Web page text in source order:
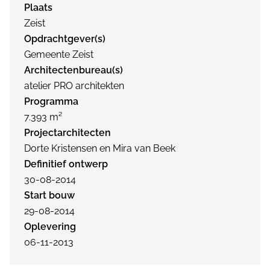
Plaats
Zeist
Opdrachtgever(s)
Gemeente Zeist
Architectenbureau(s)
atelier PRO architekten
Programma
7.393 m²
Projectarchitecten
Dorte Kristensen en Mira van Beek
Definitief ontwerp
30-08-2014
Start bouw
29-08-2014
Oplevering
06-11-2013